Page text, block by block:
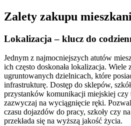
Zalety zakupu
Lokalizacja – klucz do
Jednym z najmocniejszych atutów
ich często doskonała lokalizacja. Wiele
ugruntowanych dzielnicach, które
infrastrukturę. Dostęp do sklepów,
przystanków komunikacji miejskiej czy
zazwyczaj na wyciągnięcie ręki.
czasu dojazdów do pracy, szkoły czy
przekłada się na wyższą jakość życia.